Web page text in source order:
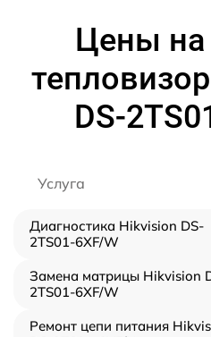
Цены на
DS-
Услуга
Диагностика Hikvision DS-
2TS01-6XF/W
Замена матрицы Hikvision
2TS01-6XF/W
Ремонт цепи питания